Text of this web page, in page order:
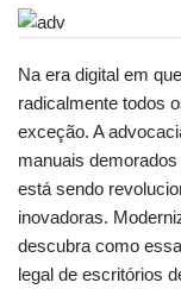
Na era digital em
radicalmente todos
exceção. A
manuais
está sendo
inovadoras.
descubra como
legal de escritórios